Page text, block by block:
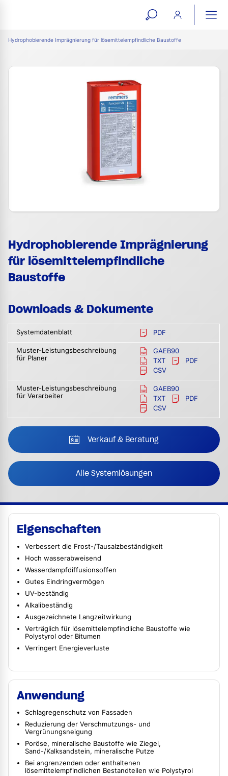
open
search
Hydrophobierende Imprägnierung für lösemittelempfindliche Baustoffe
Hydrophobierende Imprägnierung
für lösemittelempfindliche
Baustoffe
Downloads & Dokumente
Systemdatenblatt PDF
Muster-Leistungsbeschreibung
für Planer
GAEB90
TXT
PDF
CSV
Muster-Leistungsbeschreibung
für Verarbeiter
GAEB90
TXT
PDF
CSV
Verkauf & Beratung
Alle Systemlösungen
Eigenschaften
Verbessert die Frost-/Tausalzbeständigkeit
Hoch wasserabweisend
Wasserdampfdiffusionsoffen
Gutes Eindringvermögen
UV-beständig
Alkalibeständig
Ausgezeichnete Langzeitwirkung
Verträglich für lösemittelempfindliche Baustoffe wie
Polystyrol oder Bitumen
Verringert Energieverluste
Anwendung
Schlagregenschutz von Fassaden
Reduzierung der Verschmutzungs- und
Vergrünungsneigung
Poröse, mineralische Baustoffe wie Ziegel,
Sand-/Kalksandstein, mineralische Putze
Bei angrenzenden oder enthaltenen
lösemittelempfindlichen Bestandteilen wie Polystyrol